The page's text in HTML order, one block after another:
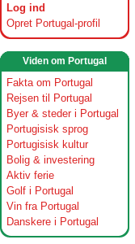
Log ind
Opret Portugal-profil
Viden om Portugal
Fakta om Portugal
Rejsen til Portugal
Byer & steder i Portugal
Portugisisk sprog
Portugisisk kultur
Bolig & investering
Aktiv ferie
Golf i Portugal
Vin fra Portugal
Danskere i Portugal